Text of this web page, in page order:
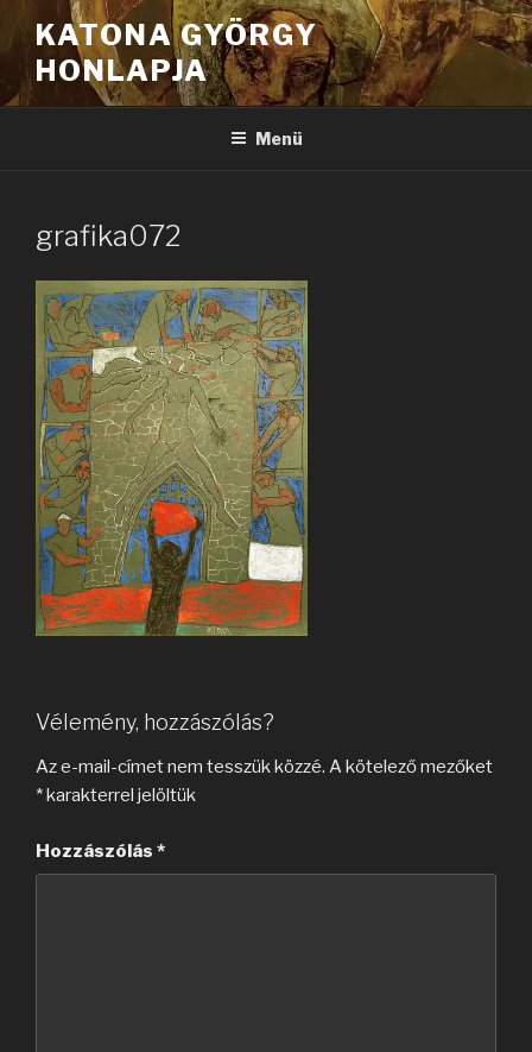
Tartalomhoz
KATONA GYÖRGY
HONLAPJA
Menü
grafika072
Vélemény, hozzászólás?
Az e-mail-címet nem tesszük közzé. A kötelező mezőket
*karakterrel jelöltük
Hozzászólás *